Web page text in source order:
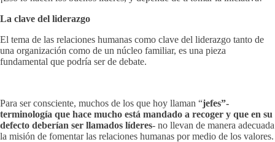
La clave del liderazgo
El tema de las relaciones humanas como clave del liderazgo tanto de
una organización como de un núcleo familiar, es una pieza
fundamental que podría ser de debate.
Para ser consciente, muchos de los que hoy llaman “jefes”-
terminología que hace mucho está mandado a recoger y que en su
defecto deberían ser llamados líderes- no llevan de manera adecuada
la misión de fomentar las relaciones humanas por medio de los valores.